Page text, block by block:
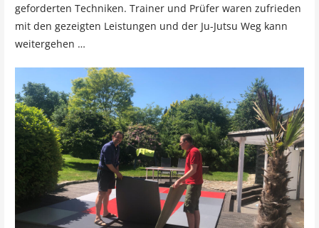
geforderten Techniken. Trainer und Prüfer waren zufrieden
mit den gezeigten Leistungen und der Ju-Jutsu Weg kann
weitergehen …